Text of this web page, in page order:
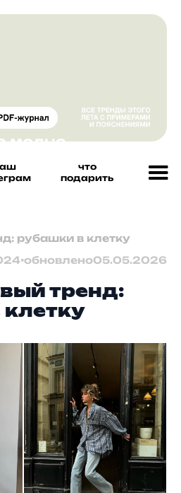
что
подарить
рубашки в клетку
•обновлено05.05.2026
тренд: